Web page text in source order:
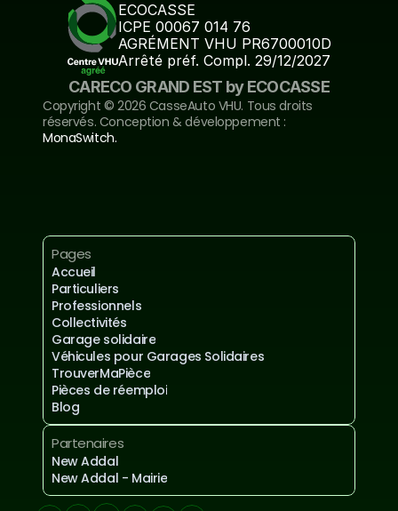
ECOCASSE
ICPE 00067 014 76
AGRÉMENT VHU PR6700010D
Arrêté préf. Compl. 29/12/2027
CARECO GRAND EST by ECOCASSE
Copyright ©️ 2026 CasseAuto VHU. Tous droits
MonaSwitch.
Pages
Accueil
Particuliers
Professionnels
Collectivités
Garage solidaire
Véhicules pour Garages Solidaires
TrouverMaPièce
Pièces de réemploi
Blog
Partenaires
New Addal
New Addal - Mairie
Mentions légales et confidentialités